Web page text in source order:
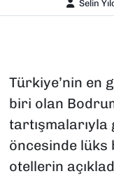
Selin
Türkiye’nin en
biri olan
öncesinde lüks
otellerin